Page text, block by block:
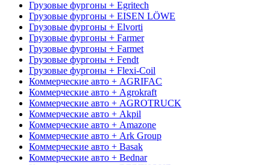
Грузовые фургоны + Egritech
Грузовые фургоны + EISEN LÖWE
Грузовые фургоны + Elvorti
Грузовые фургоны + Farmer
Грузовые фургоны + Farmet
Грузовые фургоны + Fendt
Грузовые фургоны + Flexi-Coil
Коммерческие авто + AGRIFAC
Коммерческие авто + Agrokraft
Коммерческие авто + AGROTRUCK
Коммерческие авто + Akpil
Коммерческие авто + Amazone
Коммерческие авто + Ark Group
Коммерческие авто + Basak
Коммерческие авто + Bednar